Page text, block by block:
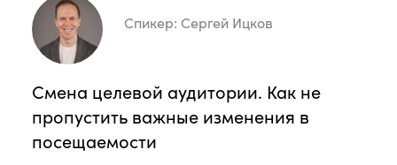
Спикер: Сергей Ицков
Смена целевой аудитории. Как не
пропустить важные изменения в
посещаемости